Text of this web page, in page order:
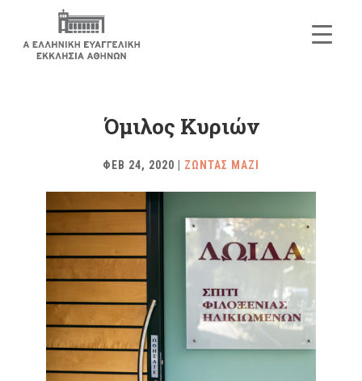
Όμιλος Κυριών
ΦΕΒ 24, 2020 ΖΩΝΤΑΣ ΜΑΖΙ